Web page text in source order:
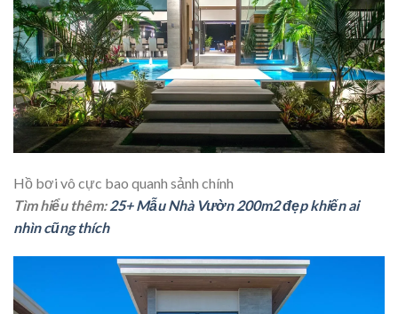
Hồ bơi vô cực bao quanh sảnh chính
Tìm hiểu thêm: 25+ Mẫu Nhà Vườn 200m2 đẹp khiến ai
nhìn cũng thích